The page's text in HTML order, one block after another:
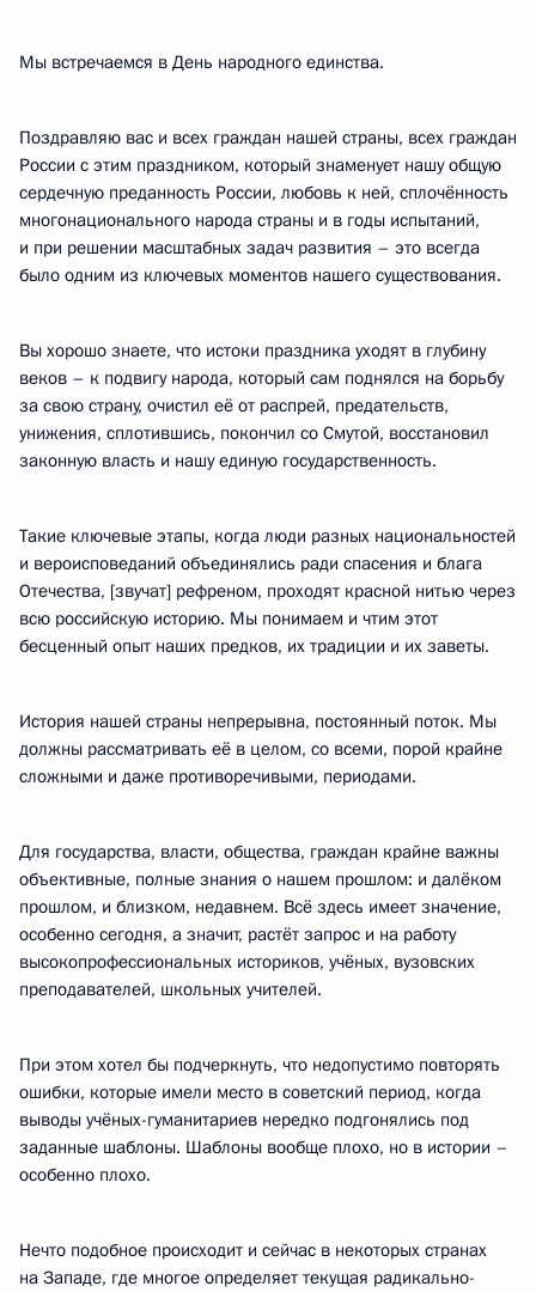
Мы встречаемся в День народного единства.
Поздравляю вас и всех граждан нашей страны, всех граждан
России с этим праздником, который знаменует нашу общую
сердечную преданность России, любовь к ней, сплочённость
многонационального народа страны и в годы испытаний,
и при решении масштабных задач развития – это всегда
было одним из ключевых моментов нашего существования.
Вы хорошо знаете, что истоки праздника уходят в глубину
веков – к подвигу народа, который сам поднялся на борьбу
за свою страну, очистил её от распрей, предательств,
унижения, сплотившись, покончил со Смутой, восстановил
законную власть и нашу единую государственность.
Такие ключевые этапы, когда люди разных национальностей
и вероисповеданий объединялись ради спасения и блага
Отечества, [звучат] рефреном, проходят красной нитью через
всю российскую историю. Мы понимаем и чтим этот
бесценный опыт наших предков, их традиции и их заветы.
История нашей страны непрерывна, постоянный поток. Мы
должны рассматривать её в целом, со всеми, порой крайне
сложными и даже противоречивыми, периодами.
Для государства, власти, общества, граждан крайне важны
объективные, полные знания о нашем прошлом: и далёком
прошлом, и близком, недавнем. Всё здесь имеет значение,
особенно сегодня, а значит, растёт запрос и на работу
высокопрофессиональных историков, учёных, вузовских
преподавателей, школьных учителей.
При этом хотел бы подчеркнуть, что недопустимо повторять
ошибки, которые имели место в советский период, когда
выводы учёных-гуманитариев нередко подгонялись под
заданные шаблоны. Шаблоны вообще плохо, но в истории –
особенно плохо.
Нечто подобное происходит и сейчас в некоторых странах
на Западе, где многое определяет текущая радикально-